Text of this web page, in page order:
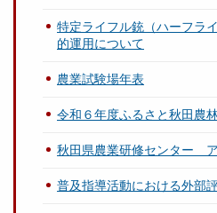
特定ライフル銃（ハーフラ
的運用について
農業試験場年表
令和６年度ふるさと秋田農
秋田県農業研修センター
普及指導活動における外部